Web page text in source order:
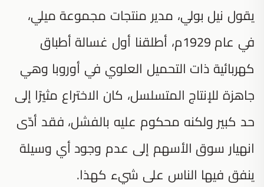
يقول نيل بولي، مدير منتجات مجموعة ميلي،
في عام 1929م، أطلقنا أول غسالة أطباق
كهربائية ذات التحميل العلوي في أوروبا وهي
جاهزة للإنتاج المتسلسل، كان الاختراع مثيرًا إلى
حد كبير ولكنه محكوم عليه بالفشل، فقد أدّى
انهيار سوق الأسهم إلى عدم وجود أي وسيلة
ينفق فيها الناس على شيء كهذا.